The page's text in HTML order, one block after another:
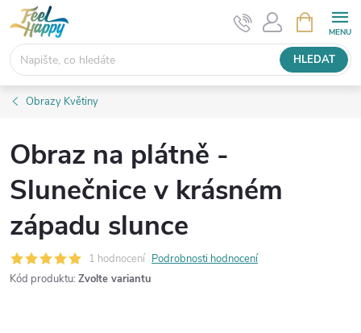
Přejít
na
obsah
HLEDAT
NÁKUPNÍ
KOŠÍK
Obrazy Květiny
Obraz na plátně -
Slunečnice v krásném
západu slunce
1 hodnocení Podrobnosti hodnocení
Kód produktu: Zvolte variantu